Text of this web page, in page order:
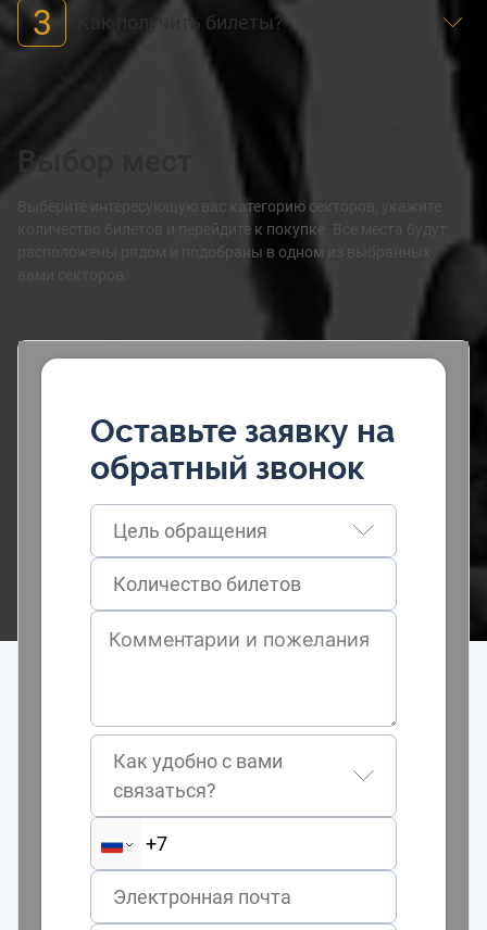
3 Как получить билеты?
Выбор мест
Выберите интересующую вас категорию секторов, укажите
количество билетов и перейдите к покупке. Все места будут
расположены рядом и подобраны в одном из выбранных
Оставьте заявку на
обратный звонок
Цель обращения
Как удобно с вами
связаться?